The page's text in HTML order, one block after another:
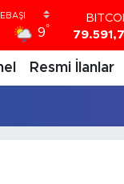
9°
Resmi İlanlar